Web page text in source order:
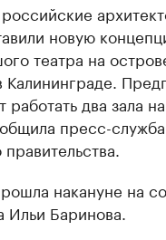
новую
театра на
работать два зала
пресс-служба
накануне на
Баринова.